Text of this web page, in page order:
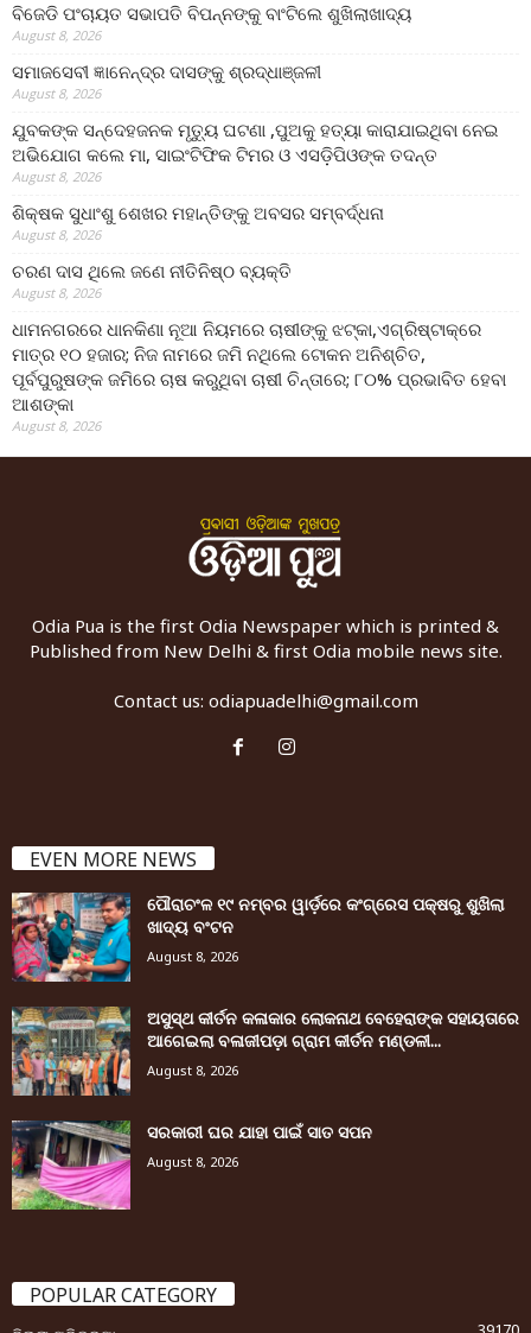
ବିଜେଡି ପଂଚାୟତ ସଭାପତି ବିପନ୍ନଙ୍କୁ ବାଂଟିଲେ ଶୁଖିଲାଖାଦ୍ୟ
August 8, 2026
ସମାଜସେବୀ ଜ୍ଞାନେନ୍ଦ୍ର ଦାସଙ୍କୁ ଶ୍ରଦ୍ଧାଞ୍ଜଳୀ
August 8, 2026
ଯୁବକଙ୍କ ସନ୍ଦେହଜନକ ମୃତ୍ୟୁ ଘଟଣା ,ପୁଅକୁ ହତ୍ୟା କାରାଯାଇଥିବା ନେଇ
ଅଭିଯୋଗ କଲେ ମା, ସାଇଂଟିଫିକ ଟିମର ଓ ଏସଡ଼ିପିଓଙ୍କ ତଦନ୍ତ
August 8, 2026
ଶିକ୍ଷକ ସୁଧାଂଶୁ ଶେଖର ମହାନ୍ତିଙ୍କୁ ଅବସର ସମ୍ବର୍ଦ୍ଧନା
August 8, 2026
ଚରଣ ଦାସ ଥିଲେ ଜଣେ ନୀତିନିଷ୍ଠ ବ୍ୟକ୍ତି
August 8, 2026
ଧାମନଗରରେ ଧାନକିଣା ନୂଆ ନିୟମରେ ଚାଷୀଙ୍କୁ ଝଟ୍‌କା,ଏଗ୍ରିଷ୍ଟାକ୍‌ରେ
ମାତ୍ର ୧୦ ହଜାର; ନିଜ ନାମରେ ଜମି ନଥିଲେ ଟୋକନ ଅନିଶ୍ଚିତ,
ପୂର୍ବପୁରୁଷଙ୍କ ଜମିରେ ଚାଷ କରୁଥିବା ଚାଷୀ ଚିନ୍ତାରେ; ୮୦% ପ୍ରଭାବିତ ହେବା
ଆଶଙ୍କା
August 8, 2026
Odia Pua is the first Odia Newspaper which is printed &
Published from New Delhi & first Odia mobile news site.
Contact us: odiapuadelhi@gmail.com
EVEN MORE NEWS
ପୌରାଚଂଳ ୧୯ ନମ୍ବର ୱାର୍ଡ଼ରେ କଂଗ୍ରେସ ପକ୍ଷରୁ ଶୁଖିଲା
ଖାଦ୍ୟ ବଂଟନ
August 8, 2026
ଅସୁସ୍ଥ କୀର୍ତନ କଳାକାର ଲୋକନାଥ ବେହେରାଙ୍କ ସହାୟତାରେ
ଆଗେଇଲା ବଳାଜୀପଡ଼ା ଗ୍ରାମ କୀର୍ତନ ମଣ୍ଡଳୀ...
August 8, 2026
ସରକାରୀ ଘର ଯାହା ପାଇଁ ସାତ ସପନ
August 8, 2026
POPULAR CATEGORY